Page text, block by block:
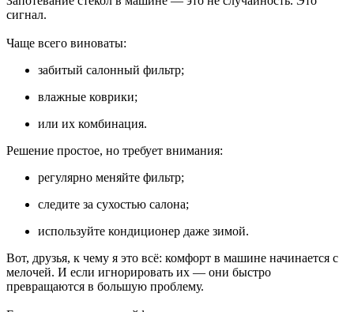
сигнал.
Чаще всего виноваты:
забитый салонный фильтр;
влажные коврики;
или их комбинация.
Решение простое, но требует внимания:
регулярно меняйте фильтр;
следите за сухостью салона;
используйте кондиционер даже зимой.
Вот, друзья, к чему я это всё: комфорт в машине начинается с
мелочей. И если игнорировать их — они быстро
превращаются в большую проблему.